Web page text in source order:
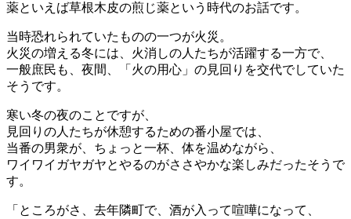
薬といえば草根木皮の煎じ薬という時代のお話です。
当時恐れられていたものの一つが火災。
火災の増える冬には、火消しの人たちが活躍する一方で、
一般庶民も、夜間、「火の用心」の見回りを交代でしていた
そうです。
寒い冬の夜のことですが、
見回りの人たちが休憩するための番小屋では、
当番の男衆が、ちょっと一杯、体を温めながら、
ワイワイガヤガヤとやるのがささやかな楽しみだったそうで
す。
「ところがさ、去年隣町で、酒が入って喧嘩になって、